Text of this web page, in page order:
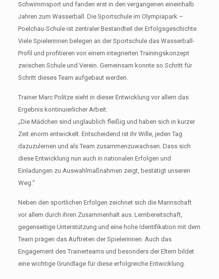
Schwimmsport und fanden erst in den vergangenen eineinhalb
Jahren zum Wasserball. Die Sportschule im Olympiapark –
Poelchau-Schule ist zentraler Bestandteil der Erfolgsgeschichte.
Viele Spielerinnen belegen an der Sportschule das Wasserball-
Profil und profitieren von einem integrierten Trainingskonzept
zwischen Schule und Verein. Gemeinsam konnte so Schritt für
Schritt dieses Team aufgebaut werden.
Trainer Marc Politze sieht in dieser Entwicklung vor allem das
Ergebnis kontinuierlicher Arbeit:
„Die Mädchen sind unglaublich fleißig und haben sich in kurzer
Zeit enorm entwickelt. Entscheidend ist ihr Wille, jeden Tag
dazuzulernen und als Team zusammenzuwachsen. Dass sich
diese Entwicklung nun auch in nationalen Erfolgen und
Einladungen zu Auswahlmaßnahmen zeigt, bestätigt unseren
Weg.“
Neben den sportlichen Erfolgen zeichnet sich die Mannschaft
vor allem durch ihren Zusammenhalt aus. Lernbereitschaft,
gegenseitige Unterstützung und eine hohe Identifikation mit dem
Team prägen das Auftreten der Spielerinnen. Auch das
Engagement des Trainerteams und besonders der Eltern bildet
eine wichtige Grundlage für diese erfolgreiche Entwicklung.